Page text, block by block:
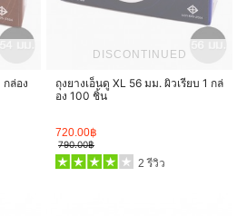
กล่อง
DISCONTINUED
ถุงยางเอ็นดู XL 56 มม. ผิวเรียบ 1 กล่
อง 100 ชิ้น
720.00฿
790.00฿
2 รีวิว